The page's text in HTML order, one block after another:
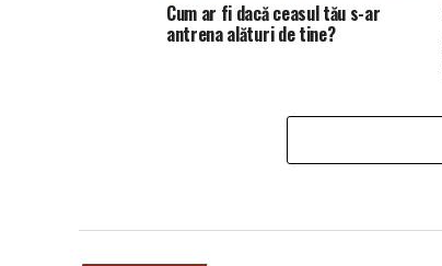
Cum ar fi dacă ceasul tău s-ar
antrena alături de tine?